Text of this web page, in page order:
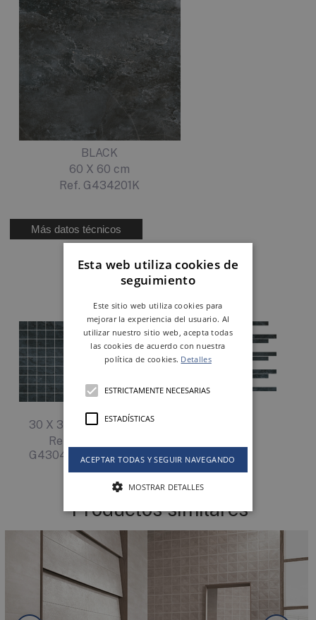
BLACK
60 X 60 cm
Ref. G434201K
Más datos técnicos
Complétalo con
30 X 30 cm
Ref.
G430400K
Productos similares
Esta web utiliza cookies de
seguimiento
Este sitio web utiliza cookies para
mejorar la experiencia del usuario. Al
utilizar nuestro sitio web, acepta todas
las cookies de acuerdo con nuestra
política de cookies. Detalles
ESTRICTAMENTE NECESARIAS
ESTADÍSTICAS
ACEPTAR TODAS Y SEGUIR NAVEGANDO
MOSTRAR DETALLES